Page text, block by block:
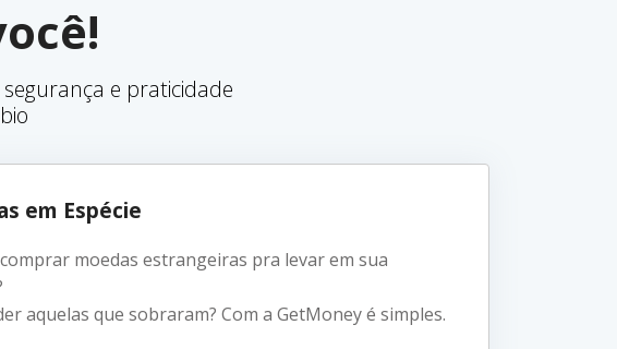
e praticidade
em Espécie
moedas estrangeiras pra levar em sua
aquelas que sobraram? Com a GetMoney é simples.